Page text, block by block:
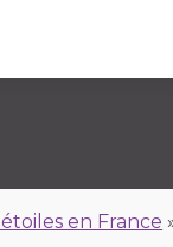
en France